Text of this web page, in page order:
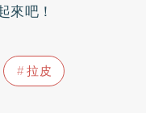
來吧！
拉皮